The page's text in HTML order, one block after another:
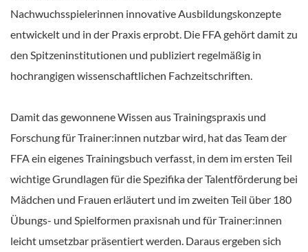
Nachwuchsspielerinnen innovative Ausbildungskonzepte
entwickelt und in der Praxis erprobt. Die FFA gehört damit zu
den Spitzeninstitutionen und publiziert regelmäßig in
hochrangigen wissenschaftlichen Fachzeitschriften.
Damit das gewonnene Wissen aus Trainingspraxis und
Forschung für Trainer:innen nutzbar wird, hat das Team der
FFA ein eigenes Trainingsbuch verfasst, in dem im ersten Teil
wichtige Grundlagen für die Spezifika der Talentförderung bei
Mädchen und Frauen erläutert und im zweiten Teil über 180
Übungs- und Spielformen praxisnah und für Trainer:innen
leicht umsetzbar präsentiert werden. Daraus ergeben sich